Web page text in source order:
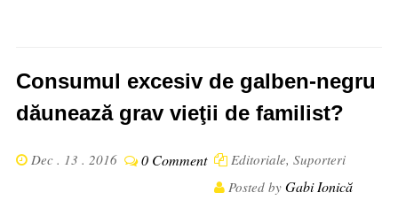
Consumul excesiv de galben-negru
dăunează grav vieţii de familist?
Dec . 13 . 2016 0 Comment Editoriale, Suporteri
Posted by Gabi Ionică